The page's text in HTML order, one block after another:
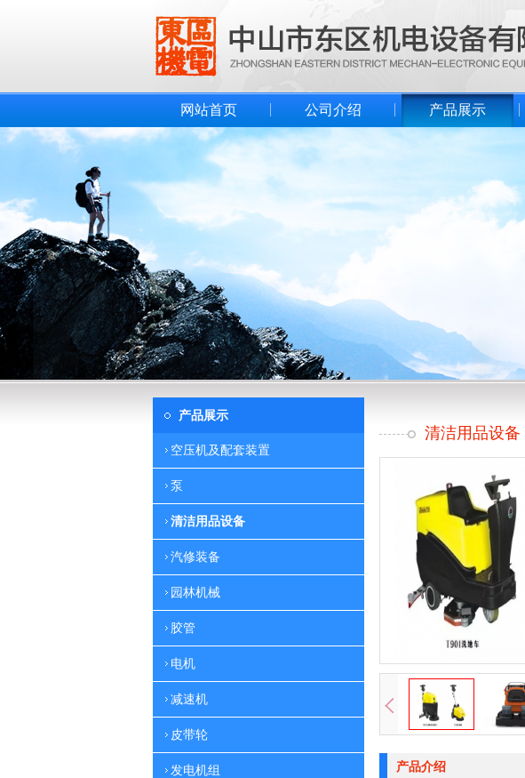
网站首页 公司介绍 产品展示
产品展示
空压机及配套装置
泵
清洁用品设备
汽修装备
园林机械
胶管
电机
减速机
皮带轮
发电机组
清洁用品设备
产品介绍